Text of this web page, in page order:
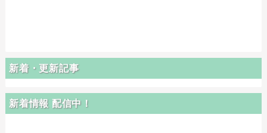
新着・更新記事
新着情報 配信中！